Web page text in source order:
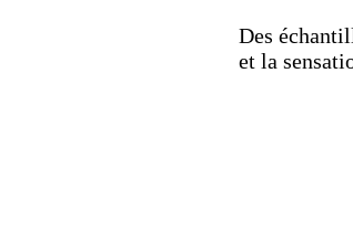
Des
et la